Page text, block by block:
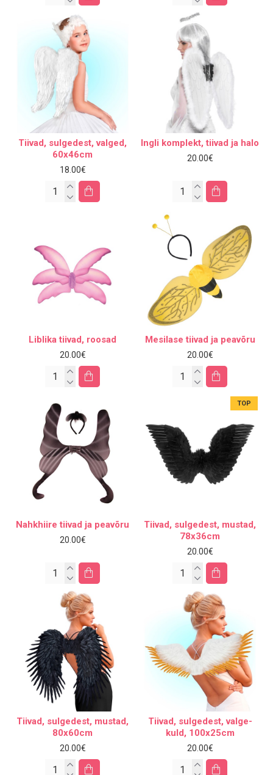
Tiivad, sulgedest, valged,
60x46cm
18.00€
Ingli komplekt, tiivad ja halo
20.00€
Liblika tiivad, roosad
20.00€
Mesilase tiivad ja peavõru
20.00€
Nahkhiire tiivad ja peavõru
20.00€
TOP
Tiivad, sulgedest, mustad,
78x36cm
20.00€
Tiivad, sulgedest, mustad,
80x60cm
20.00€
Tiivad, sulgedest, valge-
kuld, 100x25cm
20.00€